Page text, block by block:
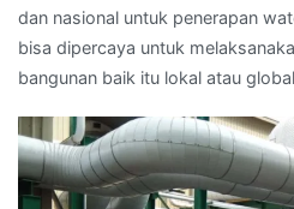
dan nasional untuk penerapan
bisa dipercaya untuk
bangunan baik itu lokal atau